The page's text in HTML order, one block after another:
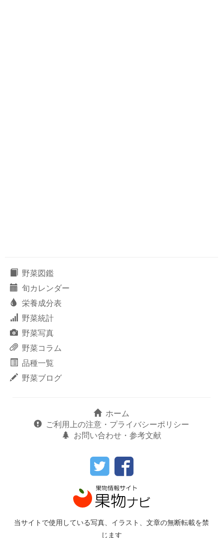
野菜図鑑
旬カレンダー
栄養成分表
野菜統計
野菜写真
野菜コラム
品種一覧
野菜ブログ
ホーム
ご利用上の注意・プライバシーポリシー
お問い合わせ・参考文献
当サイトで使用している写真、イラスト、文章の無断転載を禁
じます